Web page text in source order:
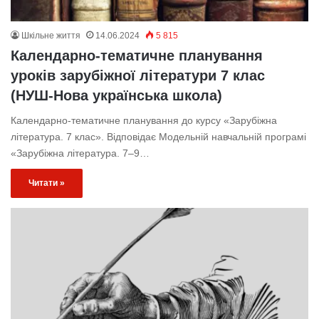
Шкільне життя 14.06.2024 5 815
Календарно-тематичне планування
уроків зарубіжної літератури 7 клас
(НУШ-Нова українська школа)
Календарно-тематичне планування до курсу «Зарубіжна
література. 7 клас». Відповідає Модельній навчальній програмі
«Зарубіжна література. 7–9…
Читати »